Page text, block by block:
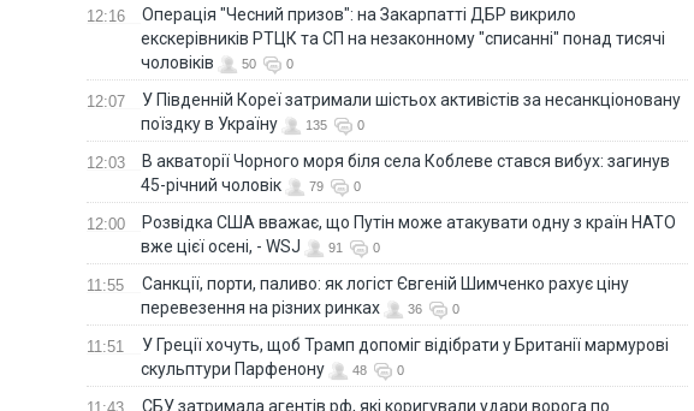
12:16
Операція "Чесний призов": на Закарпатті ДБР викрило
екскерівників РТЦК та СП на незаконному "списанні" понад тисячі
чоловіків
50 0
12:07
У Південній Кореї затримали шістьох активістів за несанкціоновану
поїздку в Україну
135 0
12:03
В акваторії Чорного моря біля села Коблеве стався вибух: загинув
45-річний чоловік
79 0
12:00
Розвідка США вважає, що Путін може атакувати одну з країн НАТО
вже цієї осені, - WSJ
91 0
11:55
Санкції, порти, паливо: як логіст Євгеній Шимченко рахує ціну
перевезення на різних ринках
36 0
11:51
У Греції хочуть, щоб Трамп допоміг відібрати у Британії мармурові
скульптури Парфенону
48 0
СБУ затримала агентів рф, які коригували удари ворога по